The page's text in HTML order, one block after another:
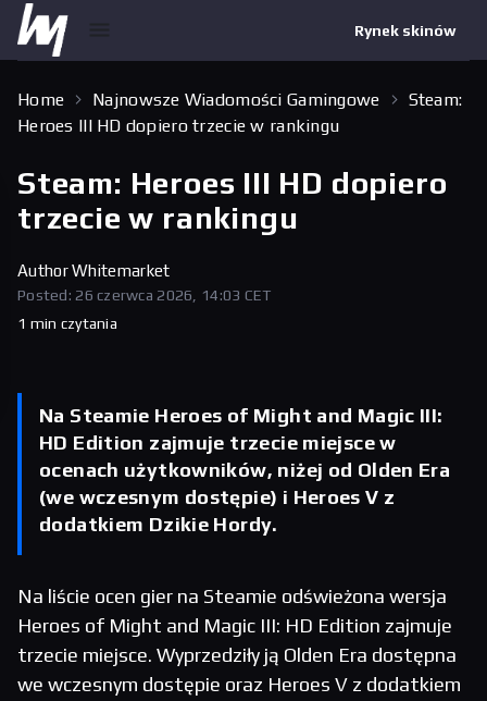
Rynek skinów
Home Najnowsze Wiadomości Gamingowe
Steam:
Heroes III HD dopiero trzecie w rankingu
Steam: Heroes III HD dopiero
trzecie w rankingu
AuthorWhitemarket
Posted: 26 czerwca 2026, 14:03 CET
1 min czytania
Na Steamie Heroes of Might and Magic III:
HD Edition zajmuje trzecie miejsce w
ocenach użytkowników, niżej od Olden Era
(we wczesnym dostępie) i Heroes V z
dodatkiem Dzikie Hordy.
Na liście ocen gier na Steamie odświeżona wersja
Heroes of Might and Magic III: HD Edition zajmuje
trzecie miejsce. Wyprzedziły ją Olden Era dostępna
we wczesnym dostępie oraz Heroes V z dodatkiem